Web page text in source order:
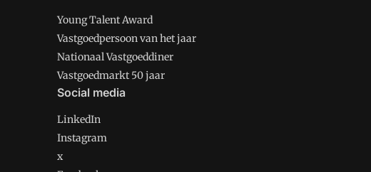
Young Talent Award
Vastgoedpersoon van het jaar
Nationaal Vastgoeddiner
Vastgoedmarkt 50 jaar
Social media
LinkedIn
Instagram
x